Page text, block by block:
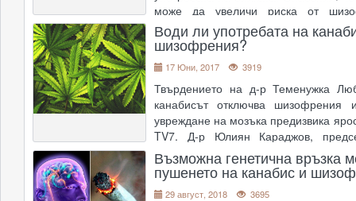
може да увеличи риска от
действителност не са валидни.
публикация в Journal of Psychiatry
Води ли употребата на
шизофрения?
17 Юни, 2017 3919
Твърдението на д-р Теменужка
канабисът отключва
увреждане на мозъка предизвика
TV7. Д-р Юлиян Караджов,
движение "Промена", обясни, че в
шизофренията дори се лекува
Консултантът в те....
Възможна генетична връзка
пушенето на канабис и
29 август, 2018 3695